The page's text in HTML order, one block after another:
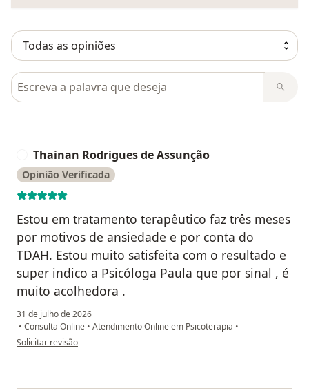
Pesquisar em opiniões
Thainan Rodrigues de Assunção
Opinião Verificada
Estou em tratamento terapêutico faz três meses
por motivos de ansiedade e por conta do
TDAH. Estou muito satisfeita com o resultado e
super indico a Psicóloga Paula que por sinal , é
muito acolhedora .
31 de julho de 2026
• Consulta Online • Atendimento Online em Psicoterapia •
na opinião do utilizador Thainan Rodrigues de Assunção
Solicitar revisão